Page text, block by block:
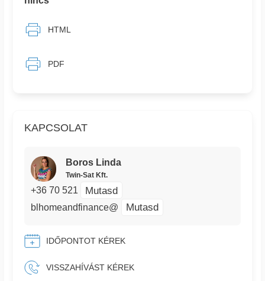
KAPCSOLAT
Boros Linda
Twin-Sat Kft.
+36 70 521 Mutasd
blhomeandfinance@ Mutasd
IDŐPONTOT KÉREK
VISSZAHÍVÁST KÉREK
HTML
PDF